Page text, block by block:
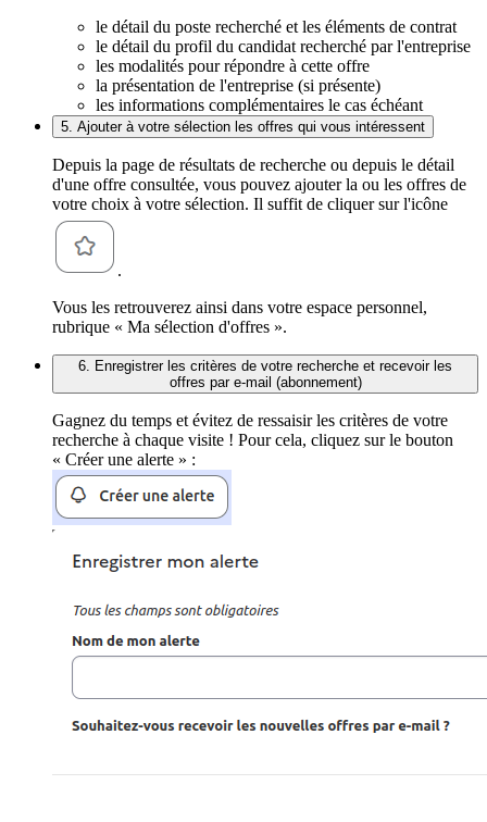
le détail du poste recherché et les éléments de contrat
le détail du profil du candidat recherché par l'entreprise
les modalités pour répondre à cette offre
la présentation de l'entreprise (si présente)
les informations complémentaires le cas échéant
5. Ajouter à votre sélection les offres qui vous intéressent
Depuis la page de résultats de recherche ou depuis le détail
d'une offre consultée, vous pouvez ajouter la ou les offres de
votre choix à votre sélection. Il suffit de cliquer sur l'icône
.
Vous les retrouverez ainsi dans votre espace personnel,
rubrique « Ma sélection d'offres ».
6. Enregistrer les critères de votre recherche et recevoir les
offres par e-mail (abonnement)
Gagnez du temps et évitez de ressaisir les critères de votre
recherche à chaque visite ! Pour cela, cliquez sur le bouton
« Créer une alerte » :